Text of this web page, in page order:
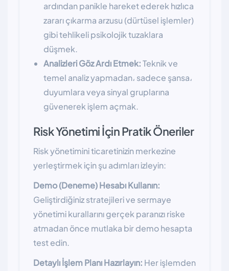
ardından panikle hareket ederek hızlıca
zararı çıkarma arzusu (dürtüsel işlemler)
gibi tehlikeli psikolojik tuzaklara
düşmek.
Analizleri Göz Ardı Etmek:Teknik ve
temel analiz yapmadan، sadece şansa،
duyumlara veya sinyal gruplarına
güvenerek işlem açmak.
Risk Yönetimi İçin Pratik Öneriler
Risk yönetimini ticaretinizin merkezine
yerleştirmek için şu adımları izleyin:
Demo (Deneme) Hesabı Kullanın:
Geliştirdiğiniz stratejileri ve sermaye
yönetimi kurallarını gerçek paranızı riske
atmadan önce mutlaka bir demo hesapta
test edin.
Detaylı İşlem Planı Hazırlayın: Her işlemden